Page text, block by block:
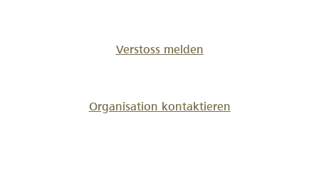
Verstoss melden
Organisation kontaktieren